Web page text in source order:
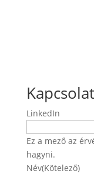
Kapcsolat
LinkedIn
Ez a mező az
hagyni.
Név(Kötelező)